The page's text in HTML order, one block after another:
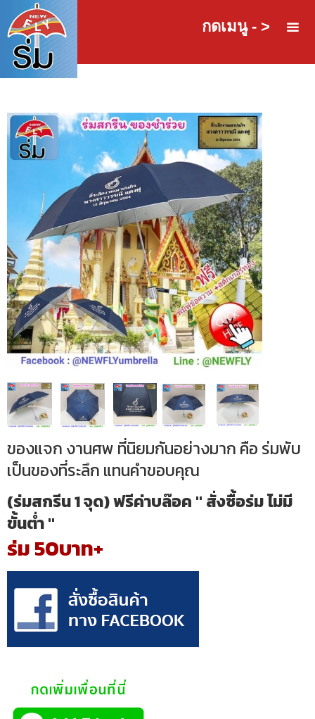
กดเมนู - >
ของแจก งานศพ ที่นิยมกันอย่างมาก คือ ร่มพับ
เป็นของที่ระลึก แทนคำขอบคุณ
(ร่มสกรีน 1 จุด) ฟรีค่าบล๊อค " สั่งซื้อร่ม ไม่มี
ขั้นต่ำ "
ร่ม 50บาท+